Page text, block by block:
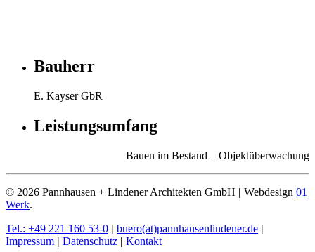
Bauherr
E. Kayser GbR
Leistungsumfang
Bauen im Bestand – Objektüberwachung
© 2026 Pannhausen + Lindener Architekten GmbH | Webdesign 01
Werk.
Tel.: +49 221 160 53-0 | buero(at)pannhausenlindener.de |
Impressum | Datenschutz | Kontakt